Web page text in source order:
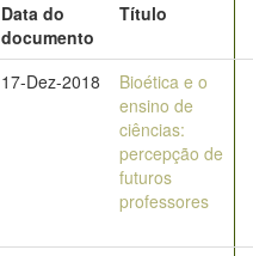
Data do
documento
Título
17-Dez-2018
Bioética e o
ensino de
ciências:
percepção de
futuros
professores